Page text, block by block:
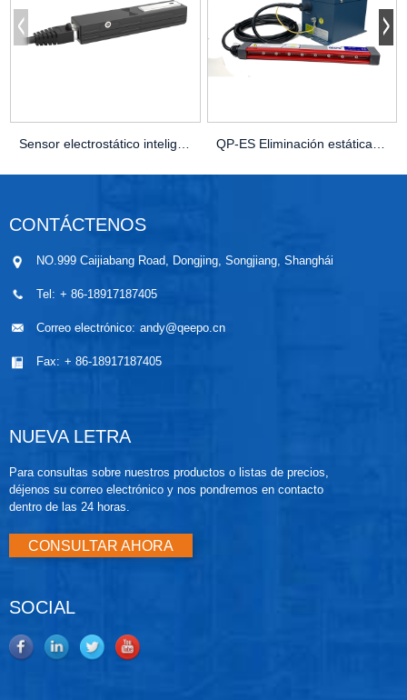
CONTÁCTENOS
NO.999 Caijiabang Road, Dongjing, Songjiang, Shanghái
Tel: + 86-18917187405
Correo electrónico: andy@qeepo.cn
Fax: + 86-18917187405
NUEVA LETRA
Para consultas sobre nuestros productos o listas de precios,
déjenos su correo electrónico y nos pondremos en contacto
dentro de las 24 horas.
CONSULTAR AHORA
SOCIAL